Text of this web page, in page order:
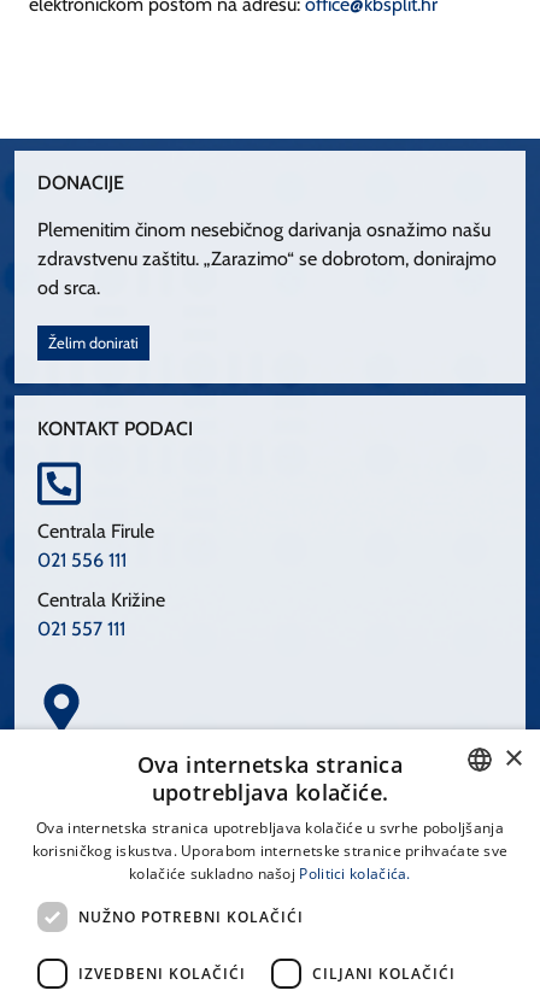
DONACIJE
Plemenitim činom nesebičnog darivanja osnažimo našu
zdravstvenu zaštitu. „Zarazimo“ se dobrotom, donirajmo
od srca.
Želim donirati
KONTAKT PODACI
Centrala Firule
021 556 111
Centrala Križine
021 557 111
Spinčićeva 1, 21000 Split
LINKOVI
CROATIAN
×
Ova internetska stranica
upotrebljava kolačiće.
Ova internetska stranica upotrebljava kolačiće u svrhe poboljšanja
korisničkog iskustva. Uporabom internetske stranice prihvaćate sve
kolačiće sukladno našoj Politici kolačića.
NUŽNO POTREBNI KOLAČIĆI
IZVEDBENI KOLAČIĆI CILJANI KOLAČIĆI